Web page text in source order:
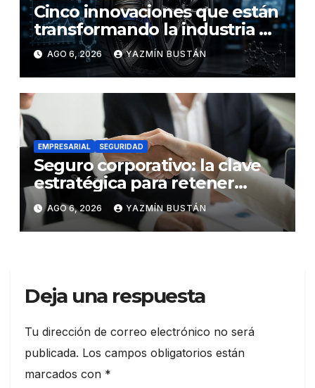
Cinco innovaciones que están
transformando la industria de
los neumáticos y redefinen el
futuro de la movilidad
AGO 6, 2026 YAZMÍN BUSTÁN
EMPRESARIAL SEGURIDAD
Seguro corporativo: la clave
estratégica para retener
talento en Ecuador
AGO 6, 2026 YAZMÍN BUSTÁN
Deja una respuesta
Tu dirección de correo electrónico no será
publicada. Los campos obligatorios están
marcados con *